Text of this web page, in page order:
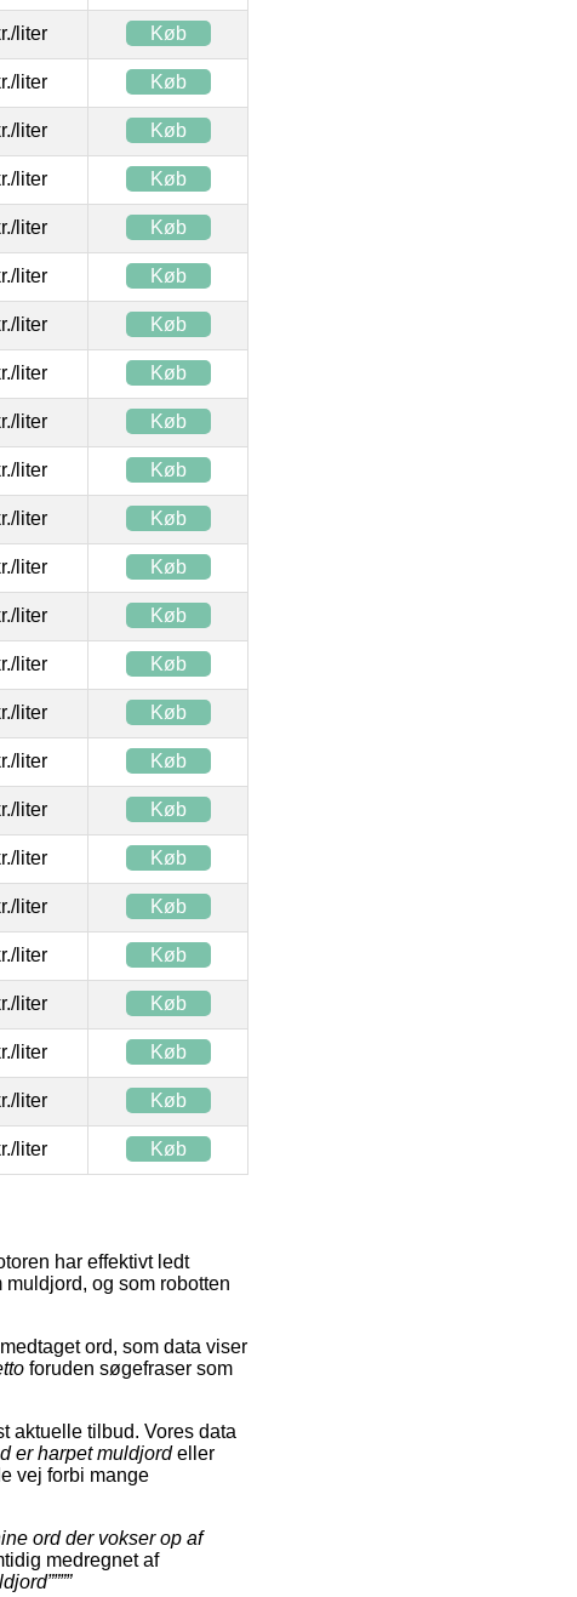
/liter Køb
/liter Køb
/liter Køb
/liter Køb
/liter Køb
/liter Køb
/liter Køb
/liter Køb
/liter Køb
/liter Køb
/liter Køb
/liter Køb
/liter Køb
/liter Køb
/liter Køb
/liter Køb
/liter Køb
/liter Køb
/liter Køb
/liter Køb
/liter Køb
/liter Køb
/liter Køb
/liter Køb
har effektivt ledt
og som robotten
ord, som data viser
foruden søgefraser som
aktuelle tilbud. Vores data
er harpet muldjordeller
vej forbi mange
ord der vokser op af
medregnet af